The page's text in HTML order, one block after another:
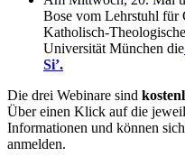
Bose vom Lehrstuhl für
Katholisch-
Universität München die
Si’.
Die drei Webinare sind
Über einen Klick auf die
Informationen und können
anmelden.